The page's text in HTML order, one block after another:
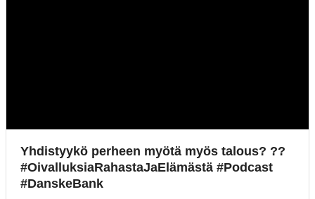
Yhdistyykö perheen myötä myös talous? ??
#OivalluksiaRahastaJaElämästä #Podcast
#DanskeBank